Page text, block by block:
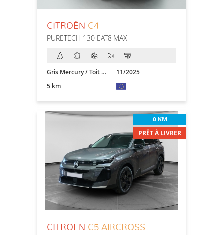
CITROËN C4
PURETECH 130 EAT8 MAX
Gris Mercury / Toit Noir
11/2025
5 km
0 KM
PRÊT À LIVRER
CITROËN C5 AIRCROSS